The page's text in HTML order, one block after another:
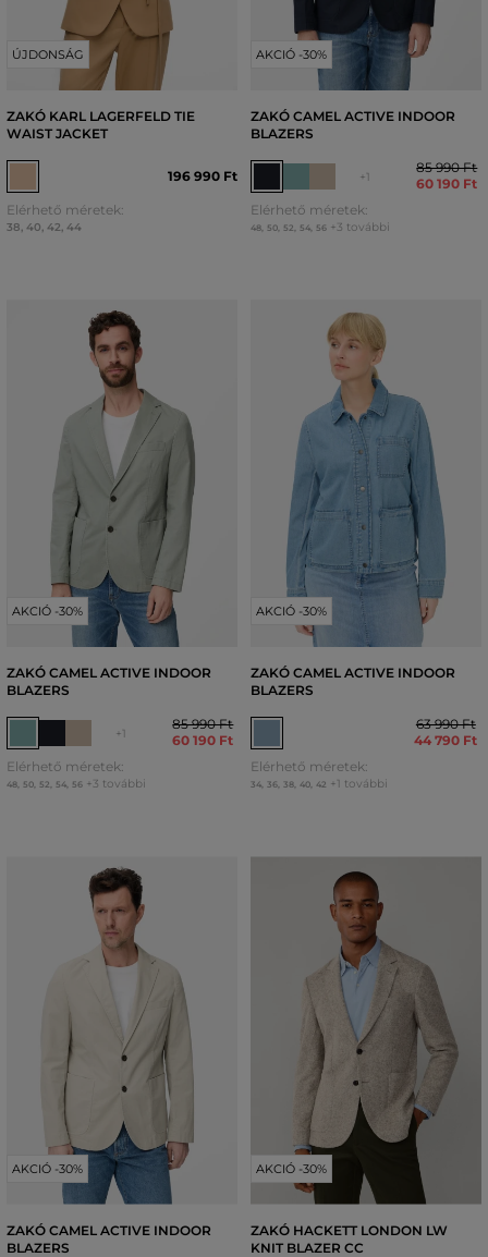
ÚJDONSÁG
ZAKÓ KARL LAGERFELD TIE
WAIST JACKET
196 990 Ft
Elérhető méretek:
38, 40, 42, 44
AKCIÓ -30%
ZAKÓ CAMEL ACTIVE INDOOR
BLAZERS
+1
85 990 Ft
60 190 Ft
Elérhető méretek:
48, 50, 52 54, 56 +3 további
AKCIÓ -30%
ZAKÓ CAMEL ACTIVE INDOOR
BLAZERS
+1
85 990 Ft
60 190 Ft
Elérhető méretek:
48, 50, 52 54, 56 +3 további
AKCIÓ -30%
ZAKÓ CAMEL ACTIVE INDOOR
BLAZERS
63 990 Ft
44 790 Ft
Elérhető méretek:
34, 36, 38, 40, 42 +1 további
AKCIÓ -30%
ZAKÓ CAMEL ACTIVE INDOOR
BLAZERS
AKCIÓ -30%
ZAKÓ HACKETT LONDON LW
KNIT BLAZER CC